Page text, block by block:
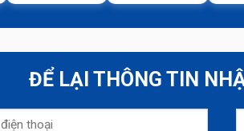
ĐỂ LẠI THÔNG TIN